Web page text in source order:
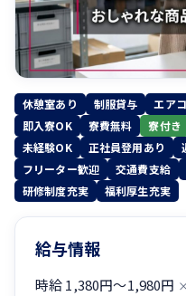
休憩室あり 制服貸与 エア
即入寮OK
寮費無料 寮付き
未経験OK
正社員登用あり
フリーター歓迎
交通費支給
研修制度充実
福利厚生充実
給与情報
時給 1,380円〜1,980円